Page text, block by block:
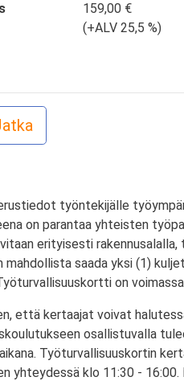
159,00 €
(+ALV 25,5 %)
työntekijälle
on parantaa yhteisten
erityisesti rakennusalalla,
saada yksi (1)
on
että kertaajat voivat
osallistuvalla
Työturvallisuuskortin
yhteydessä klo 11:30 - 16:00.